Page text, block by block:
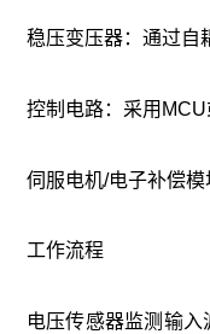
稳压变压器‌：通过自
控制电路‌：采用
伺服电机/电子补偿
‌工作流程‌
电压传感器监测输